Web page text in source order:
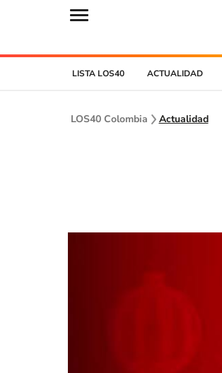
LISTA LOS40 ACTUALIDAD
LOS40 Colombia Actualidad